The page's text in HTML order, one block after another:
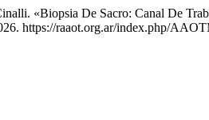
«Biopsia De Sacro: Canal De
https://raaot.org.ar/index.php/